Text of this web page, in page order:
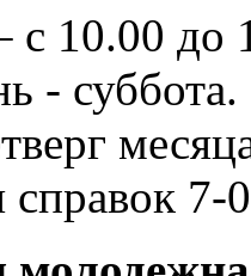
с 10.00 до
- суббота.
7-